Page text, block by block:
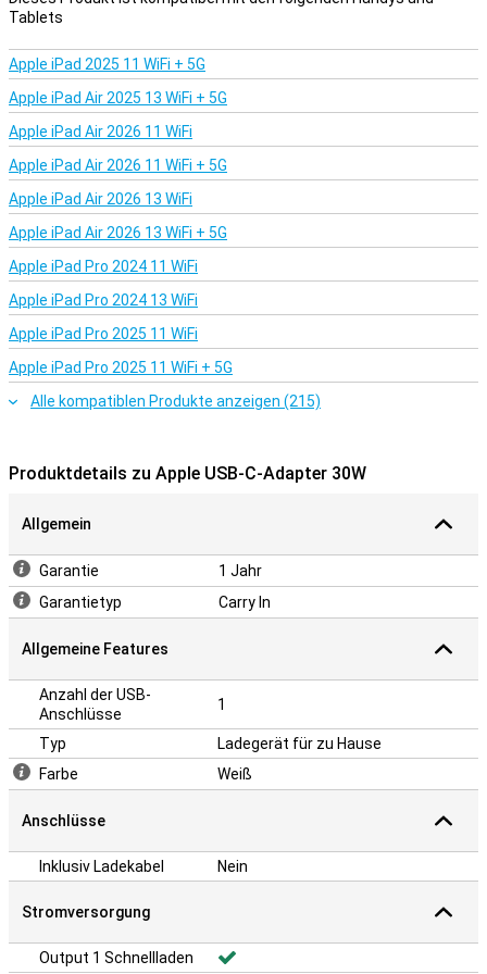
Tablets
Apple iPad 2025 11 WiFi + 5G
Apple iPad Air 2025 13 WiFi + 5G
Apple iPad Air 2026 11 WiFi
Apple iPad Air 2026 11 WiFi + 5G
Apple iPad Air 2026 13 WiFi
Apple iPad Air 2026 13 WiFi + 5G
Apple iPad Pro 2024 11 WiFi
Apple iPad Pro 2024 13 WiFi
Apple iPad Pro 2025 11 WiFi
Apple iPad Pro 2025 11 WiFi + 5G
Alle kompatiblen Produkte anzeigen (215)
Produktdetails zu Apple USB-C-Adapter 30W
Allgemein
Garantie
1 Jahr
Garantietyp
Carry In
Allgemeine Features
Anzahl der USB-
Anschlüsse
1
Typ
Ladegerät für zu Hause
Farbe
Weiß
Anschlüsse
Inklusiv Ladekabel Nein
Stromversorgung
Output 1 Schnellladen